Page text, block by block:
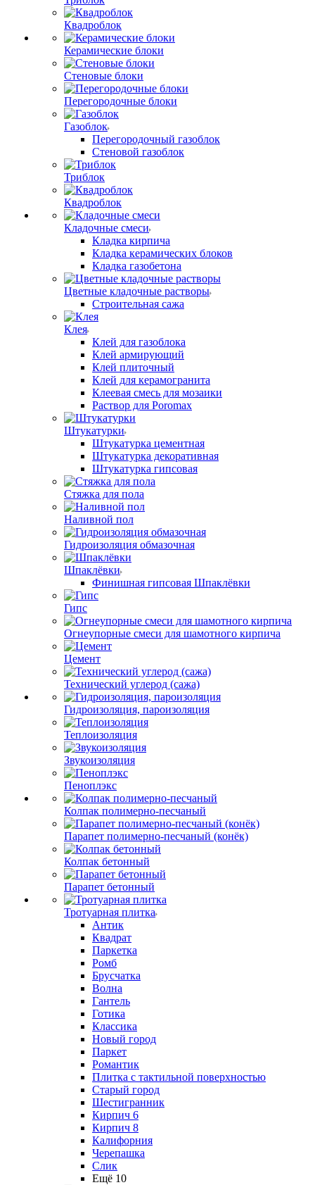
Квадроблок
Керамические блоки
Стеновые блоки
Перегородочные блоки
Газоблок
Перегородочный газоблок
Стеновой газоблок
Триблок
Квадроблок
Кладочные смеси
Кладка кирпича
Кладка керамических блоков
Кладка газобетона
Цветные кладочные растворы
Строительная сажа
Клея
Клей для газоблока
Клей армирующий
Клей плиточный
Клей для керамогранита
Клеевая смесь для мозаики
Раствор для Poromax
Штукатурки
Штукатурка цементная
Штукатурка декоративная
Штукатурка гипсовая
Стяжка для пола
Наливной пол
Гидроизоляция обмазочная
Шпаклёвки
Финишная гипсовая Шпаклёвки
Гипс
Огнеупорные смеси для шамотного кирпича
Цемент
Технический углерод (сажа)
Гидроизоляция, пароизоляция
Теплоизоляция
Звукоизоляция
Пеноплэкс
Колпак полимерно-песчаный
Парапет полимерно-песчаный (конёк)
Колпак бетонный
Парапет бетонный
Тротуарная плитка
Антик
Квадрат
Паркетка
Ромб
Брусчатка
Волна
Гантель
Готика
Классика
Новый город
Паркет
Романтик
Плитка с тактильной поверхностью
Старый город
Шестигранник
Кирпич 6
Кирпич 8
Калифорния
Черепашка
Слик
Ещё 10